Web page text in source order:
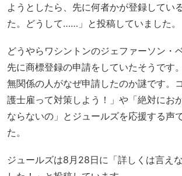
ようとしたら、先に何者かが登録してい
た。どうして……」と投稿していました。
どうやらワシントンのジェファーソン・
先に商標登録の申請をしていたそうです
無関係の人がなぜ申請したのか謎です。
護士雇って対策しよう！」や「絶対にお
ならないの」とジュールズを応援する声
た。
ジュールズは8月28日に「詳しくは言え